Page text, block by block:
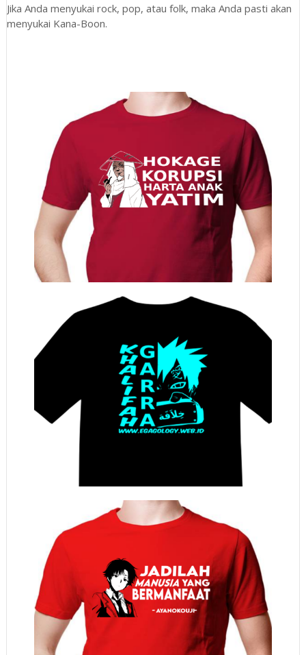
Jika Anda menyukai rock, pop, atau folk, maka Anda pasti akan
menyukai Kana-Boon.